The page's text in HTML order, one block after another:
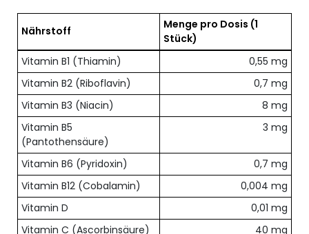
Übersicht der enthaltenen Nährstoffe pro Dosis
Nährstoff Menge pro Dosis (1
Stück)
Vitamin B1 (Thiamin)
0,55 mg
Vitamin B2 (Riboflavin)
0,7 mg
Vitamin B3 (Niacin)
8 mg
Vitamin B5
(Pantothensäure)
3 mg
Vitamin B6 (Pyridoxin)
0,7 mg
Vitamin B12 (Cobalamin)
0,004 mg
Vitamin D
0,01 mg
Vitamin C (Ascorbinsäure)
40 mg